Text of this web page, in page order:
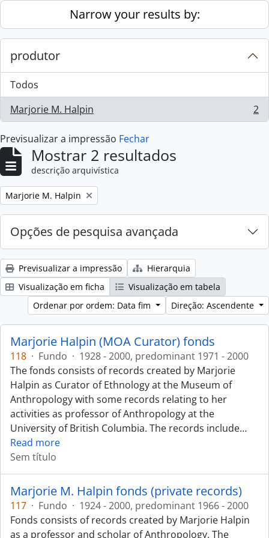
Skip to main contentNarrow your results by:
produtor
Todos
Marjorie M. Halpin
, 2 resultados 2
Previsualizar a impressão Fechar
Mostrar 2 resultados
descrição arquivística
Remove filter:
Marjorie M. Halpin
Opções de pesquisa avançada
Previsualizar a impressão
Hierarquia
Visualização em ficha
Visualização em tabela
Ordenar por ordem: Data fim
Direção: Ascendente
Marjorie Halpin (MOA Curator) fonds
118 · Fundo · 1928 - 2000, predominant 1971 - 2000
The fonds consists of records created by Marjorie
Halpin as Curator of Ethnology at the Museum of
Anthropology with some records relating to her
activities as professor of Anthropology at the
University of British Columbia. The records include…
Read more
Sem título
Marjorie M. Halpin fonds (private records)
117 · Fundo · 1924 - 2000, predominant 1966 - 2000
Fonds consists of records created by Marjorie Halpin
as a professor and scholar of Anthropology. The